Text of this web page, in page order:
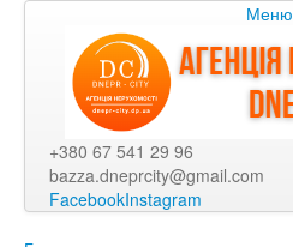
Меню
+380 67 541 29 96
bazza.dneprcity@gmail.com
FacebookInstagram